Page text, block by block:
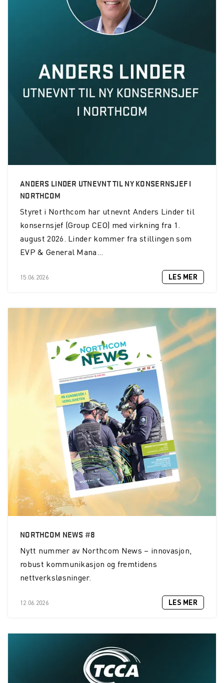
ANDERS LINDER UTNEVNT TIL NY KONSERNSJEF I
NORTHCOM
Styret i Northcom har utnevnt Anders Linder til
konsernsjef (Group CEO) med virkning fra 1.
august 2026. Linder kommer fra stillingen som
EVP & General Mana...
15.06.2026 LES MER
NORTHCOM NEWS #8
Nytt nummer av Northcom News – innovasjon,
robust kommunikasjon og fremtidens
nettverksløsninger.
12.06.2026 LES MER